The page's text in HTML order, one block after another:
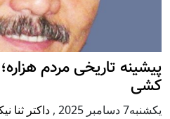
پيشينه تاريخی مردم
کشی
يكشنبه7 دسامبر 2025 , داکتر ثنا